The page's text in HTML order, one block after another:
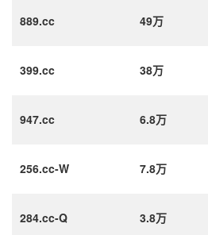
889.cc 49万
399.cc 38万
947.cc 6.8万
256.cc-W 7.8万
284.cc-Q 3.8万